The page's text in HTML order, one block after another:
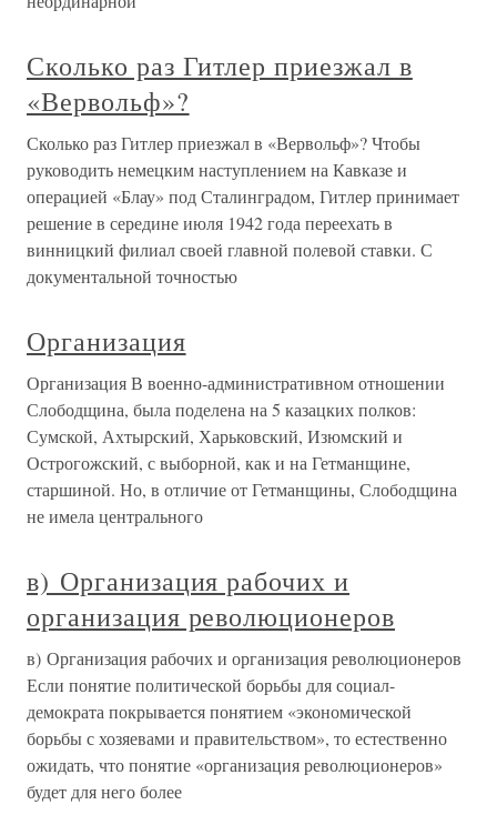
Сколько раз Гитлер приезжал в
«Вервольф»?
Сколько раз Гитлер приезжал в «Вервольф»? Чтобы
руководить немецким наступлением на Кавказе и
операцией «Блау» под Сталинградом, Гитлер принимает
решение в середине июля 1942 года переехать в
винницкий филиал своей главной полевой ставки. С
документальной точностью
Организация
Организация В военно-административном отношении
Слободщина, была поделена на 5 казацких полков:
Сумской, Ахтырский, Харьковский, Изюмский и
Острогожский, с выборной, как и на Гетманщине,
старшиной. Но, в отличие от Гетманщины, Слободщина
не имела центрального
в) Организация рабочих и
организация революционеров
в) Организация рабочих и организация революционеров
Если понятие политической борьбы для социал-
демократа покрывается понятием «экономической
борьбы с хозяевами и правительством», то естественно
ожидать, что понятие «организация революционеров»
будет для него более